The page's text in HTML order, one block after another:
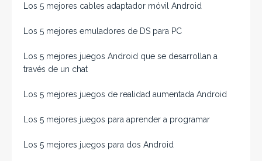
Los 5 mejores cables adaptador móvil Android
Los 5 mejores emuladores de DS para PC
Los 5 mejores juegos Android que se desarrollan a
través de un chat
Los 5 mejores juegos de realidad aumentada Android
Los 5 mejores juegos para aprender a programar
Los 5 mejores juegos para dos Android